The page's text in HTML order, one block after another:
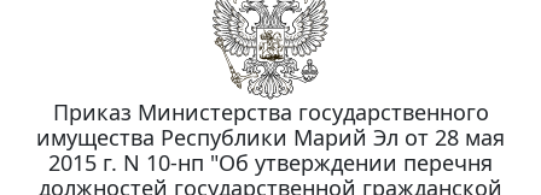
Приказ Министерства государственного
имущества Республики Марий Эл от 28 мая
2015 г. N 10-нп "Об утверждении перечня
должностей государственной гражданской